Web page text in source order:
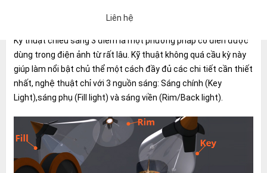
Liên hệ
Kỹ thuật chiếu sáng 3 điểm là một phương pháp cổ điển được
dùng trong điện ảnh từ rất lâu. Kỹ thuật không quá cầu kỳ này
giúp làm nổi bật chủ thể một cách đầy đủ các chi tiết cần thiết
nhất, nghệ thuật chỉ với 3 nguồn sáng: Sáng chính (Key
Light),sáng phụ (Fill light) và sáng viền (Rim/Back light).